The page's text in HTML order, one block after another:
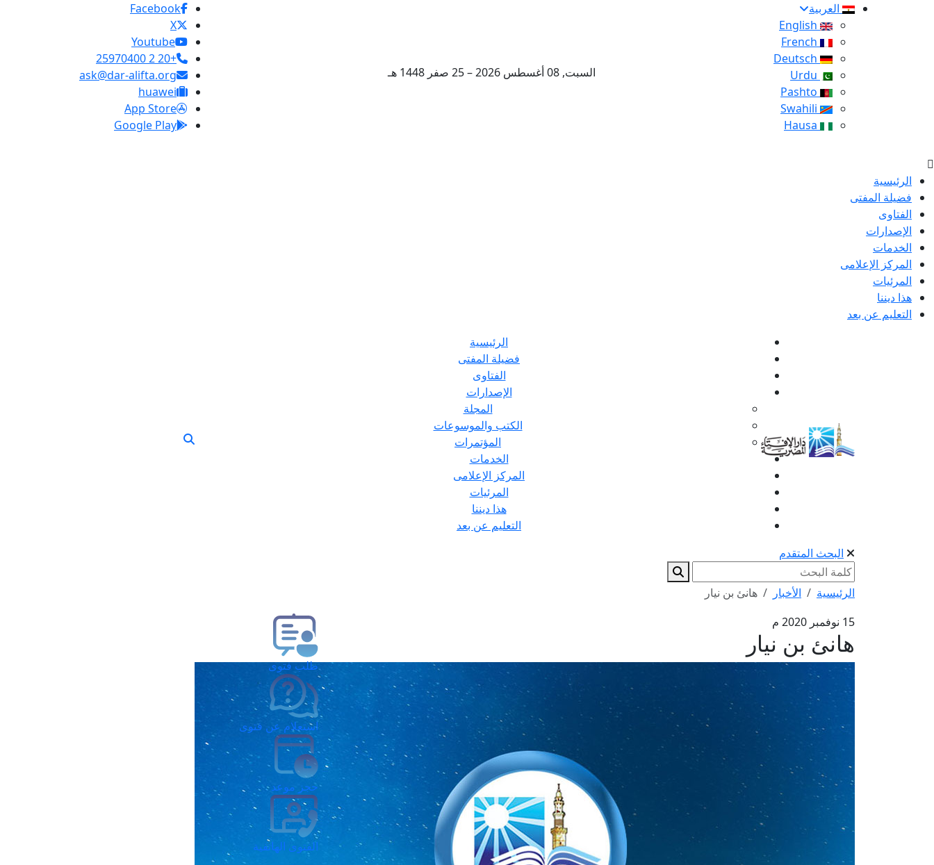
العربية
السبت, 08 أغسطس 2026 – 25 صفر 1448 هـ
Facebook
X
Youtube
+20 2 25970400
ask@dar-alifta.org
huawei
App Store
Google Play
الرئيسية
فضيلة المفتى
الفتاوى
الإصدارات
الخدمات
المركز الإعلامى
المرئيات
هذا ديننا
التعليم عن بعد
الرئيسية
فضيلة المفتى
الفتاوى
الإصدارات
المجلة
الكتب والموسوعات
المؤتمرات
الخدمات
المركز الإعلامى
المرئيات
هذا ديننا
التعليم عن بعد
البحث المتقدم
الرئيسية الأخبار
هانئ بن نيار
15 نوفمبر 2020 م
هانئ بن نيار
طلب فتوى
استعلام عن فتوى
حجز موعد
الفتوى الهاتفية